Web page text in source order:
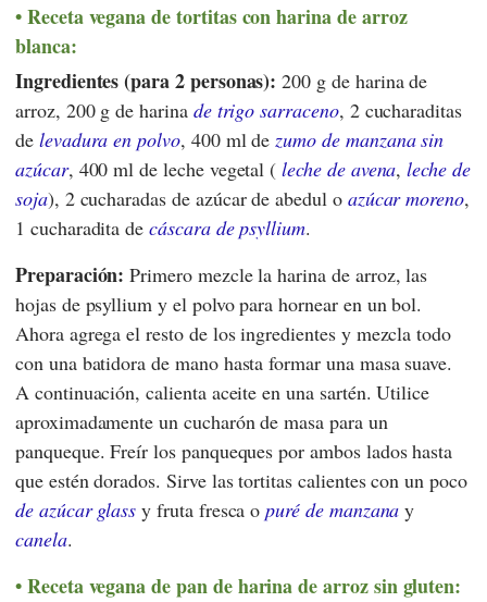
Receta vegana de tortitas con harina de arroz
blanca:
Ingredientes (para 2 personas): 200 g de harina de
arroz, 200 g de harina de trigo sarraceno, 2 cucharaditas
de levadura en polvo, 400 ml dezumo de manzana sin
azúcar, 400 ml de leche vegetal (leche de avena,leche de
soja), 2 cucharadas de azúcar de abedul o azúcar moreno,
1 cucharadita decáscara de psyllium.
Preparación: Primero mezcle la harina de arroz, las
hojas de psyllium y el polvo para hornear en un bol.
Ahora agrega el resto de los ingredientes y mezcla todo
con una batidora de mano hasta formar una masa suave.
A continuación, calienta aceite en una sartén. Utilice
aproximadamente un cucharón de masa para un
panqueque. Freír los panqueques por ambos lados hasta
que estén dorados. Sirve las tortitas calientes con un poco
de azúcar glass y fruta fresca opuré de manzana y
canela.
Receta vegana de pan de harina de arroz sin gluten: